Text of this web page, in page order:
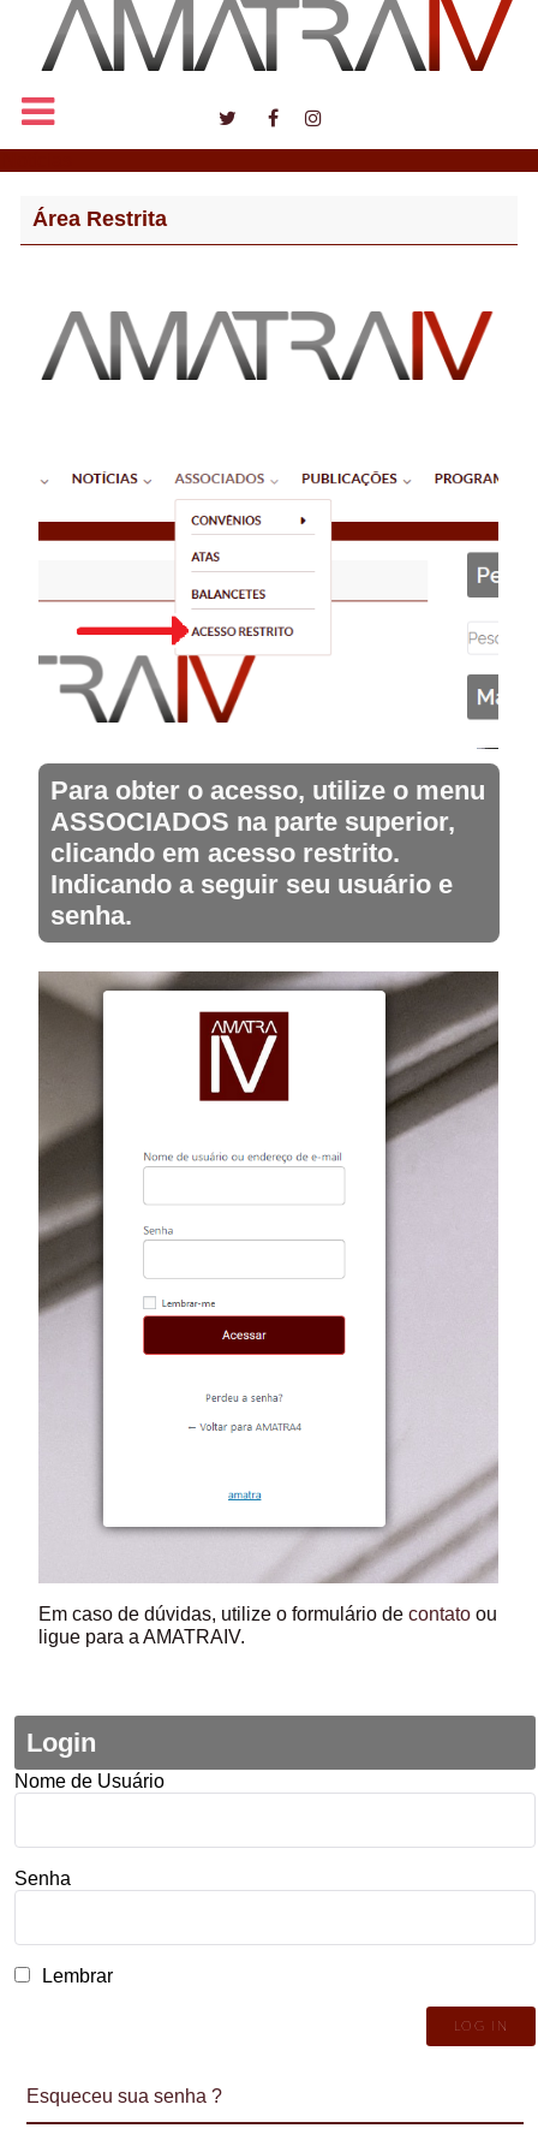
Área Restrita
Para obter o acesso, utilize o menu
ASSOCIADOS na parte superior,
clicando em acesso restrito.
Indicando a seguir seu usuário e
senha.
Em caso de dúvidas, utilize o formulário decontato ou
ligue para a AMATRAIV.
Login
Nome de Usuário
Senha
Lembrar
Esqueceu sua senha ?